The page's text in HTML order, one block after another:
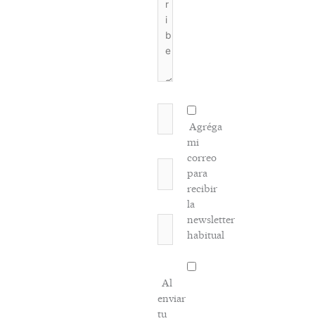
Nombre*
Correo
electrónico*
Agréga
mi
correo
para
recibir
la
newsletter
habitual
Al
enviar
tu